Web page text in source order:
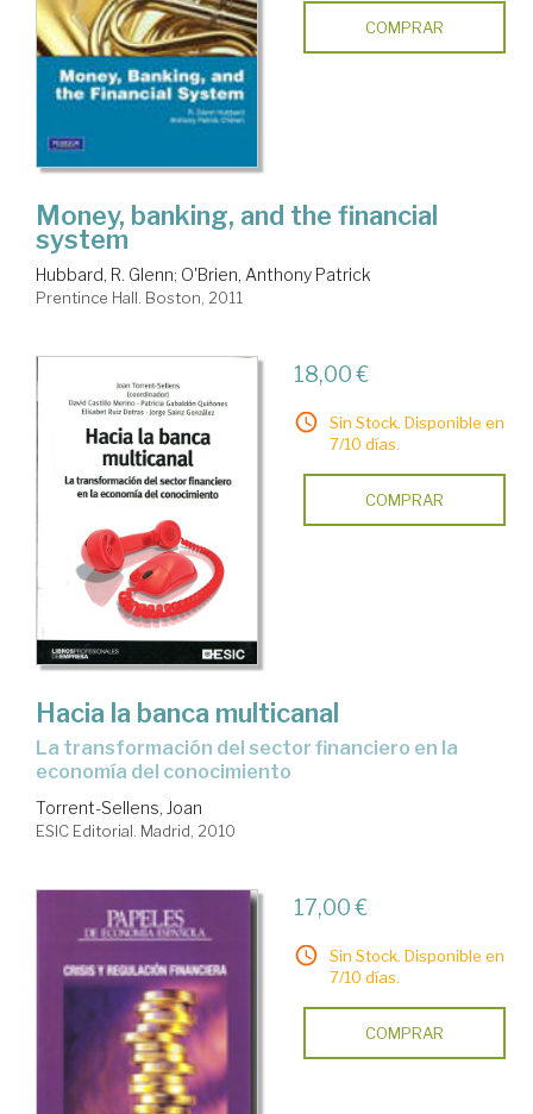
COMPRAR
Money, banking, and the financial
system
Hubbard, R. Glenn; O'Brien, Anthony Patrick
Prentince Hall. Boston, 2011
18,00 €
Sin Stock. Disponible en
7/10 días.
COMPRAR
Hacia la banca multicanal
la transformación del sector financiero en la
economía del conocimiento
Torrent-Sellens, Joan
ESIC Editorial. Madrid, 2010
17,00 €
Sin Stock. Disponible en
7/10 días.
COMPRAR